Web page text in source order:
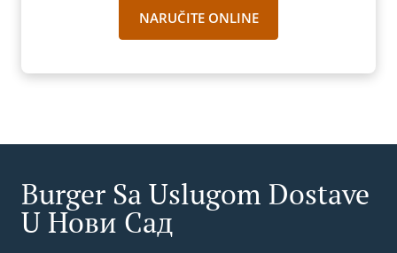
NARUČITE ONLINE
Burger Sa Uslugom Dostave
U Нови Сад